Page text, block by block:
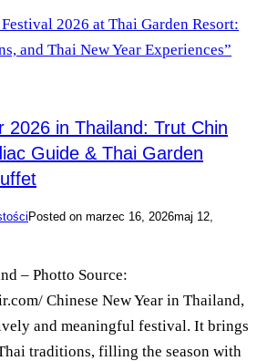
2026 at Thai Garden Resort:
and Thai New Year Experiences”
2026 in Thailand: Trut Chin
Guide & Thai Garden
Posted on marzec 16, 2026maj 12,
– Photto Source:
Chinese New Year in Thailand,
and meaningful festival. It brings
traditions, filling the season with